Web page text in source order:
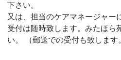
下さい。
又は、担当のケアマネージャー
受付は随時致します。みたほら
い。 （郵送での受付も致します